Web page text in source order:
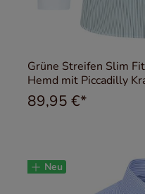
Grüne Streifen Slim
Hemd mit Piccadilly
89,95 €*
Neu